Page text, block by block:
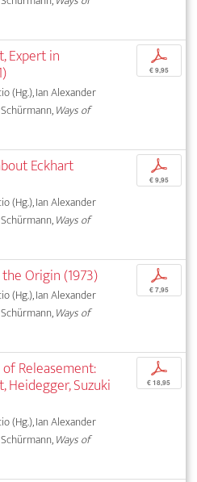
Expert in
(Hg.), Ian Alexander
Ways of
p
€ 9,95
Eckhart
(Hg.), Ian Alexander
Ways of
p
€ 9,95
Origin (1973)
(Hg.), Ian Alexander
Ways of
p
€ 7,95
Releasement:
Heidegger, Suzuki
(Hg.), Ian Alexander
Ways of
p
€ 18,95